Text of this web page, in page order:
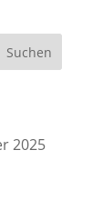
Suchen
2025